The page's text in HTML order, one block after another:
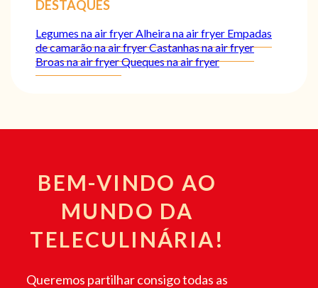
DESTAQUES
Legumes na air fryer Alheira na air fryer Empadas
de camarão na air fryerCastanhas na air fryer
Broas na air fryerQueques na air fryer
BEM-VINDO AO
MUNDO DA
TELECULINÁRIA!
Queremos partilhar consigo todas as